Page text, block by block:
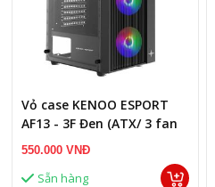
Vỏ case KENOO ESPORT
AF13 - 3F Đen (ATX/ 3 fan
RGB)
550.000 VNĐ
Sẵn hàng